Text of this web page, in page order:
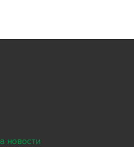
новости